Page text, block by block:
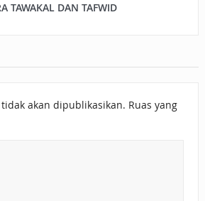
TAWAKAL DAN TAFWID
akan dipublikasikan. Ruas yang